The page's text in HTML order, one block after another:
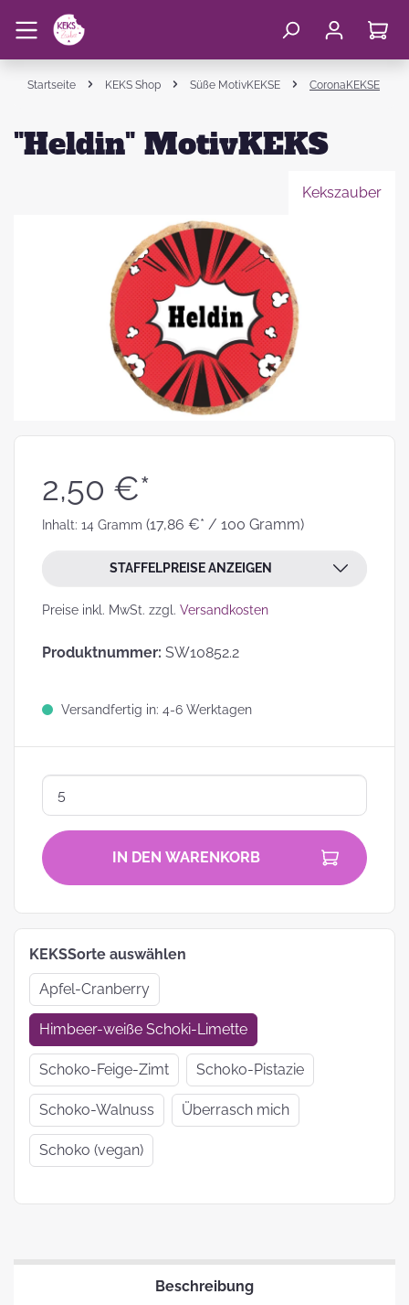
Startseite KEKS Shop Süße MotivKEKSE CoronaKEKSE
"Heldin" MotivKEKS
Kekszauber
2,50 €*
Inhalt: 14 Gramm (17,86 €* / 100 Gramm)
STAFFELPREISE ANZEIGEN
Preise inkl. MwSt. zzgl. Versandkosten
Produktnummer: SW10852.2
Versandfertig in: 4-6 Werktagen
IN DEN WARENKORB
KEKSSorte auswählen
Apfel-Cranberry
Himbeer-weiße Schoki-Limette
Schoko-Feige-Zimt Schoko-Pistazie
Schoko-Walnuss Überrasch mich
Schoko (vegan)
Beschreibung